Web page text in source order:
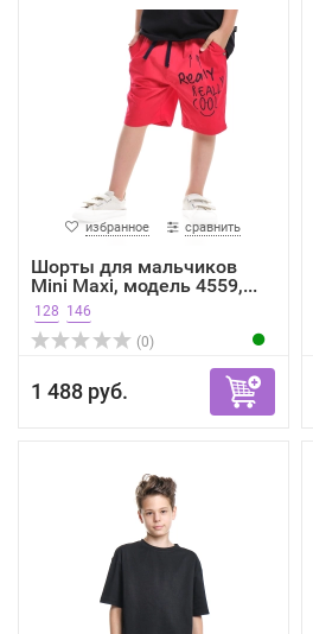
избранное сравнить
Шорты для мальчиков
Mini Maxi, модель 4559,...
128 146
(0)
1 488 руб.